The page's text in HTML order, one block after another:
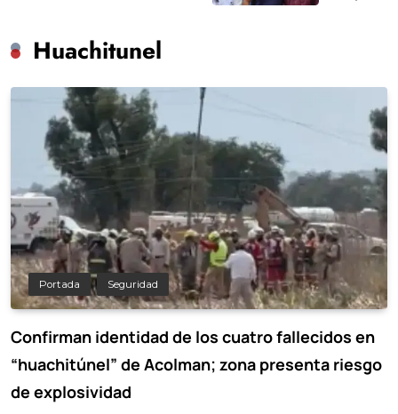
Huachitunel
Portada Seguridad
Confirman identidad de los cuatro fallecidos en
“huachitúnel” de Acolman; zona presenta riesgo
de explosividad